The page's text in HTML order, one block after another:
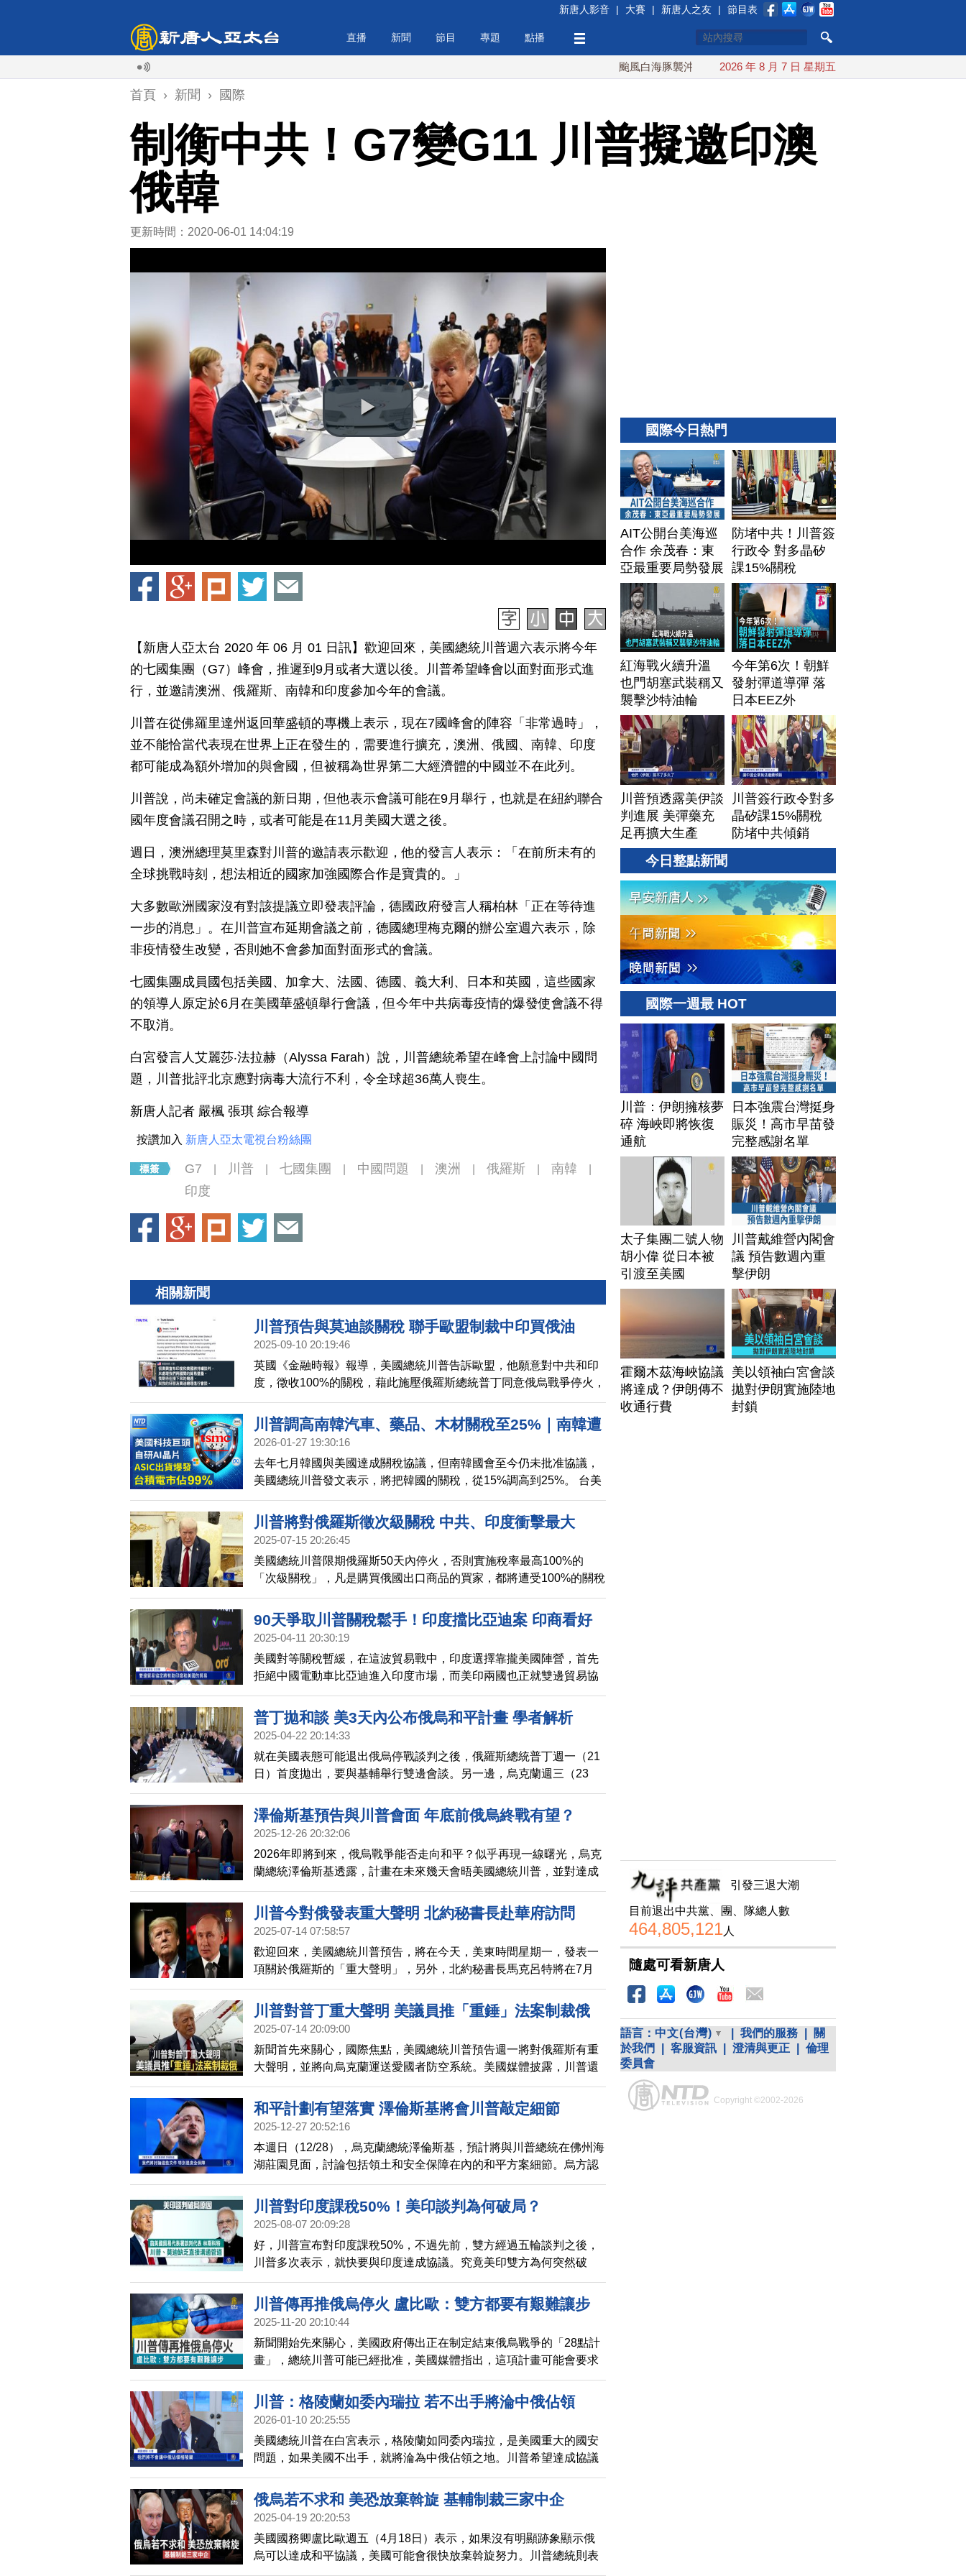
新唐人影音 | 大賽 | 新唐人之友 | 節目表
直播 新聞 節目 專題 點播
颱風白海豚襲沖繩 週末最近台灣 10日登陸浙江 川普預透露美伊談判進展 美
2026 年 8 月 7 日 星期五
首頁 › 新聞 › 國際
制衡中共！G7變G11 川普擬邀印澳
俄韓
更新時間：2020-06-01 14:04:19
【新唐人亞太台 2020 年 06 月 01 日訊】歡迎回來，美國總統川普週六表示將今年
的七國集團（G7）峰會，推遲到9月或者大選以後。川普希望峰會以面對面形式進
行，並邀請澳洲、俄羅斯、南韓和印度參加今年的會議。
川普在從佛羅里達州返回華盛頓的專機上表示，現在7國峰會的陣容「非常過時」，
並不能恰當代表現在世界上正在發生的，需要進行擴充，澳洲、俄國、南韓、印度
都可能成為額外增加的與會國，但被稱為世界第二大經濟體的中國並不在此列。
川普說，尚未確定會議的新日期，但他表示會議可能在9月舉行，也就是在紐約聯合
國年度會議召開之時，或者可能是在11月美國大選之後。
週日，澳洲總理莫里森對川普的邀請表示歡迎，他的發言人表示：「在前所未有的
全球挑戰時刻，想法相近的國家加強國際合作是寶貴的。」
大多數歐洲國家沒有對該提議立即發表評論，德國政府發言人稱柏林「正在等待進
一步的消息」。在川普宣布延期會議之前，德國總理梅克爾的辦公室週六表示，除
非疫情發生改變，否則她不會參加面對面形式的會議。
七國集團成員國包括美國、加拿大、法國、德國、義大利、日本和英國，這些國家
的領導人原定於6月在美國華盛頓舉行會議，但今年中共病毒疫情的爆發使會議不得
不取消。
白宮發言人艾麗莎‧法拉赫（Alyssa Farah）說，川普總統希望在峰會上討論中國問
題，川普批評北京應對病毒大流行不利，令全球超36萬人喪生。
新唐人記者 嚴楓 張琪 綜合報導
按讚加入 新唐人亞太電視台粉絲團
G7 川普 七國集團 中國問題 澳洲 俄羅斯 南韓
印度
相關新聞
川普預告與莫迪談關稅 聯手歐盟制裁中印買俄油
2025-09-10 20:19:46
英國《金融時報》報導，美國總統川普告訴歐盟，他願意對中共和印
度，徵收100%的關稅，藉此施壓俄羅斯總統普丁同意俄烏戰爭停火，
但前提是，歐盟國家也採取相同行動。目前，中國和印度，分別是俄
羅斯石油的第一和第二大買家。川普還預告未來幾週，將與印度總理
莫迪會談。
川普調高南韓汽車、藥品、木材關稅至25%｜南韓遭
美加稅 美商會：不樂見台灣步後塵｜歐盟印度簽署自
貿協定 牽動全球三分之一貿易｜ASIC出貨估3年增3
倍 台積代工市占99%
2026-01-27 19:30:16
去年七月韓國與美國達成關稅協議，但南韓國會至今仍未批准協議，
美國總統川普發文表示，將把韓國的關稅，從15%調高到25%。 台美
關稅談判底定，降到15%，美國商會表達肯定，也表示不希望看到類
似韓國的情況發生，這會喪失台美未來合作的契機。 全球第二大和第
四大經濟體，印度和歐盟，達成重量級的自由貿易協定，約涵蓋全球
AI伺服器特殊應用晶片（ASIC）出貨量可望比2024年成長3倍，在前
10大AI伺服器ASIC廠中，台積電是主要代
川普將對俄羅斯徵次級關稅 中共、印度衝擊最大
2025-07-15 20:26:45
美國總統川普限期俄羅斯50天內停火，否則實施稅率最高100%的
「次級關稅」，凡是購買俄國出口商品的買家，都將遭受100%的關稅
制裁。其中，中共、印度都從俄羅斯進口大量石油，或將受到嚴重衝
擊。
90天爭取川普關稅鬆手！印度擋比亞迪案 印商看好
2025-04-11 20:30:19
美國對等關稅暫緩，在這波貿易戰中，印度選擇靠攏美國陣營，首先
拒絕中國電動車比亞迪進入印度市場，而美印兩國也正就雙邊貿易協
議進行談判。由於印度被徵收的關稅較低，印商看好未來可取代中
國，填補美國市場供應缺口。
普丁拋和談 美3天內公布俄烏和平計畫 學者解析
2025-04-22 20:14:33
就在美國表態可能退出俄烏停戰談判之後，俄羅斯總統普丁週一（21
日）首度拋出，要與基輔舉行雙邊會談。另一邊，烏克蘭週三（23
日）將與美、歐夥伴在倫敦會面，推動無條件停火。美國總統川普
（21 日）表示，將在未來3天公布有關俄羅斯與烏克蘭的和平計畫。
澤倫斯基預告與川普會面 年底前俄烏終戰有望？
2025-12-26 20:32:06
2026年即將到來，俄烏戰爭能否走向和平？似乎再現一線曙光，烏克
蘭總統澤倫斯基透露，計畫在未來幾天會晤美國總統川普，並對達成
和平協議充滿信心，結束近四年的戰爭。他26日在X平台貼文上表
示，「新年之前可以決定很多事情。」
川普今對俄發表重大聲明 北約秘書長赴華府訪問
2025-07-14 07:58:57
歡迎回來，美國總統川普預告，將在今天，美東時間星期一，發表一
項關於俄羅斯的「重大聲明」，另外，北約秘書長馬克呂特將在7月
14日至15日訪問美國，格外引起關注。
川普對普丁重大聲明 美議員推「重錘」法案制裁俄
2025-07-14 20:09:00
新聞首先來關心，國際焦點，美國總統川普預告週一將對俄羅斯有重
大聲明，並將向烏克蘭運送愛國者防空系統。美國媒體披露，川普還
會宣布一項武裝烏克蘭的新計畫，包括有可能攻打到莫斯科的遠程飛
彈。
和平計劃有望落實 澤倫斯基將會川普敲定細節
2025-12-27 20:52:16
本週日（12/28），烏克蘭總統澤倫斯基，預計將與川普總統在佛州海
湖莊園見面，討論包括領土和安全保障在內的和平方案細節。烏方認
為，新年前可以敲定很多內容。與此同時，美俄代表也就最新和平草
案舉行了電話會議。另有俄媒報導，普丁日前曾暗示，他想要的是整
個烏東頓巴斯地區，且願意通過交換領土來實現。
川普對印度課稅50%！美印談判為何破局？
2025-08-07 20:09:28
好，川普宣布對印度課稅50%，不過先前，雙方經過五輪談判之後，
川普多次表示，就快要與印度達成協議。究竟美印雙方為何突然破
局？關稅又將對印度經濟造成多大影響？請看我們的報導。
川普傳再推俄烏停火 盧比歐：雙方都要有艱難讓步
2025-11-20 20:10:44
新聞開始先來關心，美國政府傳出正在制定結束俄烏戰爭的「28點計
畫」，總統川普可能已經批准，美國媒體指出，這項計畫可能會要求
烏克蘭放棄部分領土。美國國務卿盧比歐今天發文指出，為了結束戰
爭，雙方都要有艱難讓步。
川普：格陵蘭如委內瑞拉 若不出手將淪中俄佔領
2026-01-10 20:25:55
美國總統川普在白宮表示，格陵蘭如同委內瑞拉，是美國重大的國安
問題，如果美國不出手，就將淪為中俄佔領之地。川普希望達成協議
取得格陵蘭，否則就只能使用，較為強硬的方式。
俄烏若不求和 美恐放棄斡旋 基輔制裁三家中企
2025-04-19 20:20:53
美國國務卿盧比歐週五（4月18日）表示，如果沒有明顯跡象顯示俄
烏可以達成和平協議，美國可能會很快放棄斡旋努力。川普總統則表
示，很快就會有結論，美國希望看到達成協議。
國際今日熱門
AIT公開台美海巡
合作 余茂春：東
亞最重要局勢發展
防堵中共！川普簽
行政令 對多晶矽
課15%關稅
紅海戰火續升溫
也門胡塞武裝稱又
襲擊沙特油輪
今年第6次！朝鮮
發射彈道導彈 落
日本EEZ外
川普預透露美伊談
判進展 美彈藥充
足再擴大生產
川普簽行政令對多
晶矽課15%關稅
防堵中共傾銷
今日整點新聞
國際一週最 HOT
川普：伊朗擁核夢
碎 海峽即將恢復
通航
日本強震台灣挺身
賑災！高市早苗發
完整感謝名單
太子集團二號人物
胡小偉 從日本被
引渡至美國
川普戴維營內閣會
議 預告數週內重
擊伊朗
霍爾木茲海峽協議
將達成？伊朗傳不
收通行費
美以領袖白宮會談
拋對伊朗實施陸地
封鎖
引發三退大潮
目前退出中共黨、團、隊總人數
464,805,121人
隨處可看新唐人
語言： 中文(台灣) 我們的服務
關
於我們
客服資訊 澄清與更正
倫理
委員會
Copyright ©2002-2026